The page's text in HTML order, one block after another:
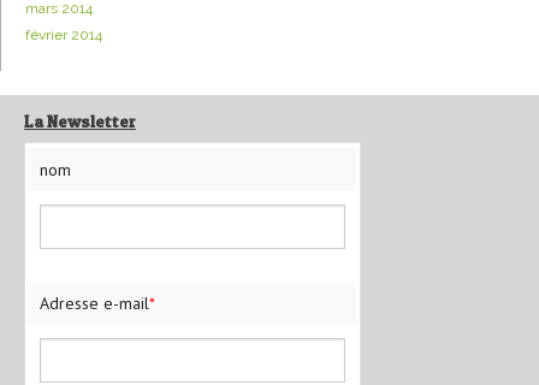
mars 2014
février 2014
La Newsletter
nom
Adresse e-mail*